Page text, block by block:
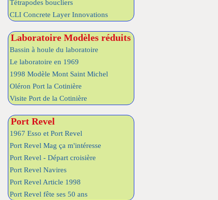
Tétrapodes boucliers
CLI Concrete Layer Innovations
Laboratoire Modèles réduits
Bassin à houle du laboratoire
Le laboratoire en 1969
1998 Modèle Mont Saint Michel
Oléron Port la Cotinière
Visite Port de la Cotinière
Port Revel
1967 Esso et Port Revel
Port Revel Mag ça m'intéresse
Port Revel - Départ croisière
Port Revel Navires
Port Revel Article 1998
Port Revel fête ses 50 ans